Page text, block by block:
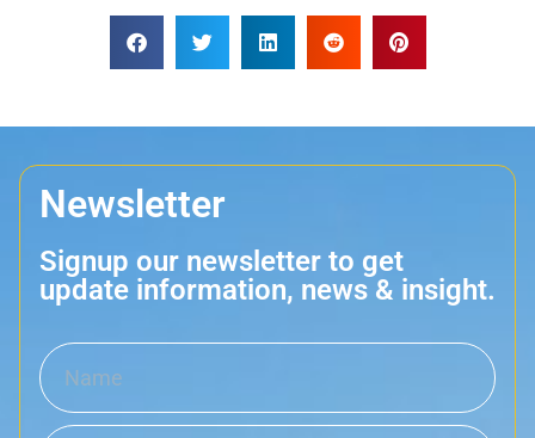
Newsletter
Signup our newsletter to get
update information, news & insight.